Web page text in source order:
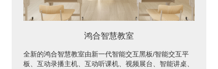
鸿合智慧教室
全新的鸿合智慧教室由新一代智能交互黑板/智能交互平
板、互动录播主机、互动听课机、视频展台、智能讲桌、